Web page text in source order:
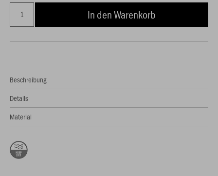
In den Warenkorb
Beschreibung
Details
Material